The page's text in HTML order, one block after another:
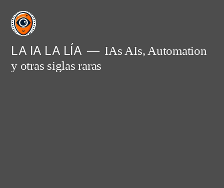
Saltar
contenido
LA IA LA LÍA
IAs AIs, Automation
y otras siglas raras